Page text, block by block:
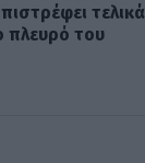
τελικά
πλευρό του